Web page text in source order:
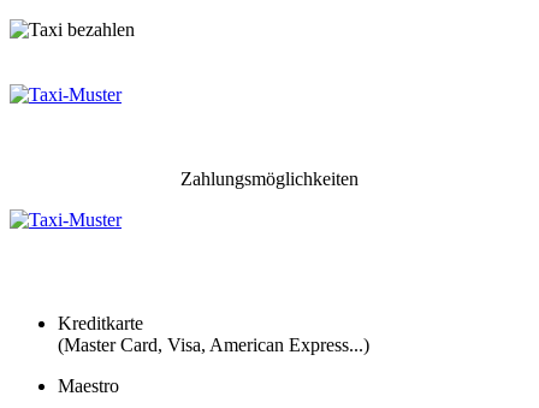
Zahlungsmöglichkeiten
Kreditkarte
(Master Card, Visa, American Express...)
Maestro